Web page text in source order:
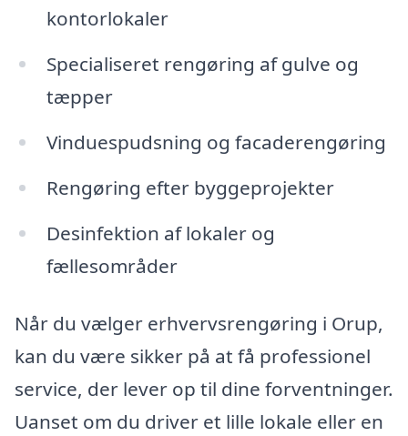
kontorlokaler
Specialiseret rengøring af gulve og
tæpper
Vinduespudsning og facaderengøring
Rengøring efter byggeprojekter
Desinfektion af lokaler og
fællesområder
Når du vælger erhvervsrengøring i Orup,
kan du være sikker på at få professionel
service, der lever op til dine forventninger.
Uanset om du driver et lille lokale eller en